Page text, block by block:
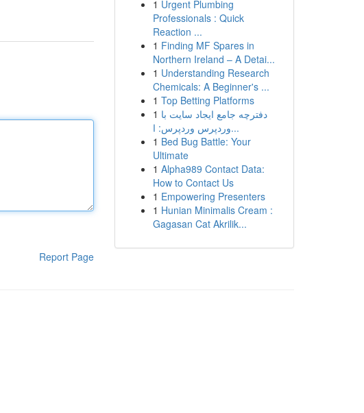
Report Page
1 Urgent Plumbing
Professionals : Quick
Reaction ...
1 Finding MF Spares in
Northern Ireland – A Detai...
1 Understanding Research
Chemicals: A Beginner's ...
1 Top Betting Platforms
1 دفترچه جامع ایجاد سایت با
وردپرس وردپرس: ا...
1 Bed Bug Battle: Your
Ultimate
1 Alpha989 Contact Data:
How to Contact Us
1 Empowering Presenters
1 Hunian Minimalis Cream :
Gagasan Cat Akrilik...